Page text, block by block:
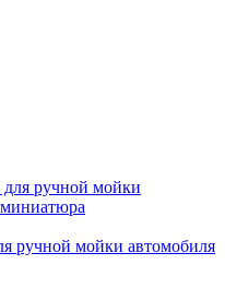
ручной мойки автомобиля